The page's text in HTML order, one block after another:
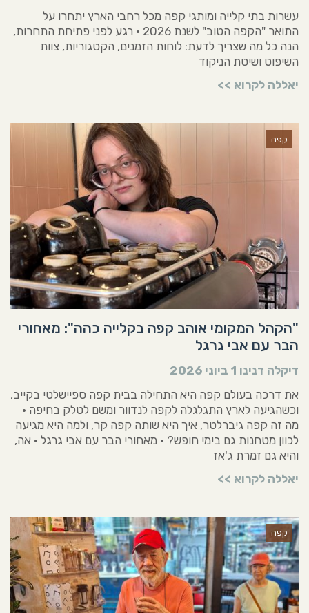
עשרות בתי קלייה ומותגי קפה מכל רחבי הארץ יתחרו על
התואר "הקפה הטוב" לשנת 2026 • רגע לפני פתיחת התחרות,
הנה כל מה שצריך לדעת: לוחות הזמנים, הקטגוריות, צוות
השיפוט ושיטת הניקוד
יאללה לקרוא >>
קפה
"הקהל המקומי אוהב קפה בקלייה כהה": מאחורי
הבר עם אבי גרגל
דיקלה דנינו 1 ביוני 2026
את דרכה בעולם קפה היא התחילה בבית קפה ספיישלטי בקייב,
וכשהגיעה לארץ התגלגלה לקפה לנדוור ומשם לטלק בחיפה •
מה זה קפה גיברלטר, איך היא שותה קפה קר, ולמה היא מגיעה
לכוון מטחנות גם בימי חופש? • מאחורי הבר עם אבי גרגל • אה,
והיא גם זמרת ג'אז
יאללה לקרוא >>
קפה